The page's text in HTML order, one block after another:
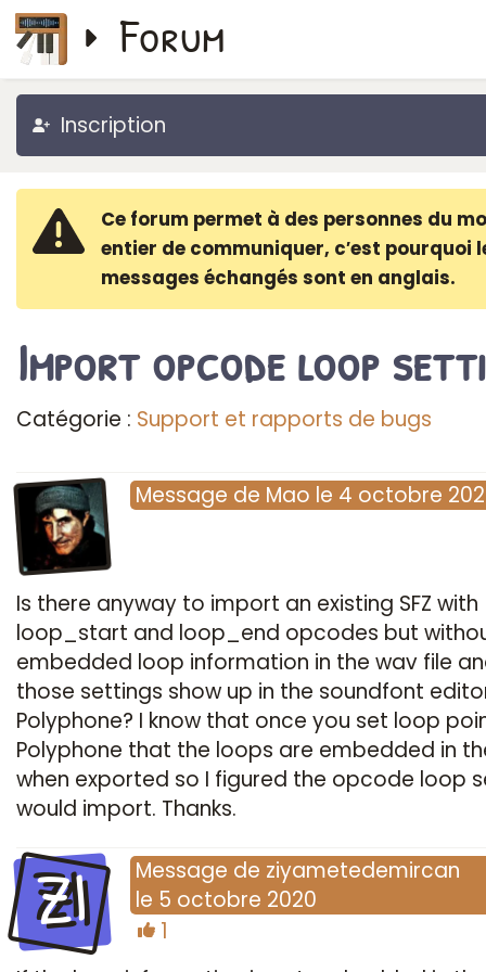
Forum
Inscription
Ce forum permet à des personnes du
entier de communiquer, c′est pourquoi
messages échangés sont en anglais.
Import opcode loop
Catégorie : Support et rapports de bugs
Message de Mao le 4 octobre
Is there anyway to import an existing SFZ with
loop_start and loop_end opcodes but
embedded loop information in the wav file
those settings show up in the soundfont
Polyphone? I know that once you set loop
Polyphone that the loops are embedded in
when exported so I figured the opcode loop
would import. Thanks.
ZI Message de ziyametedemircan
le 5 octobre 2020
1